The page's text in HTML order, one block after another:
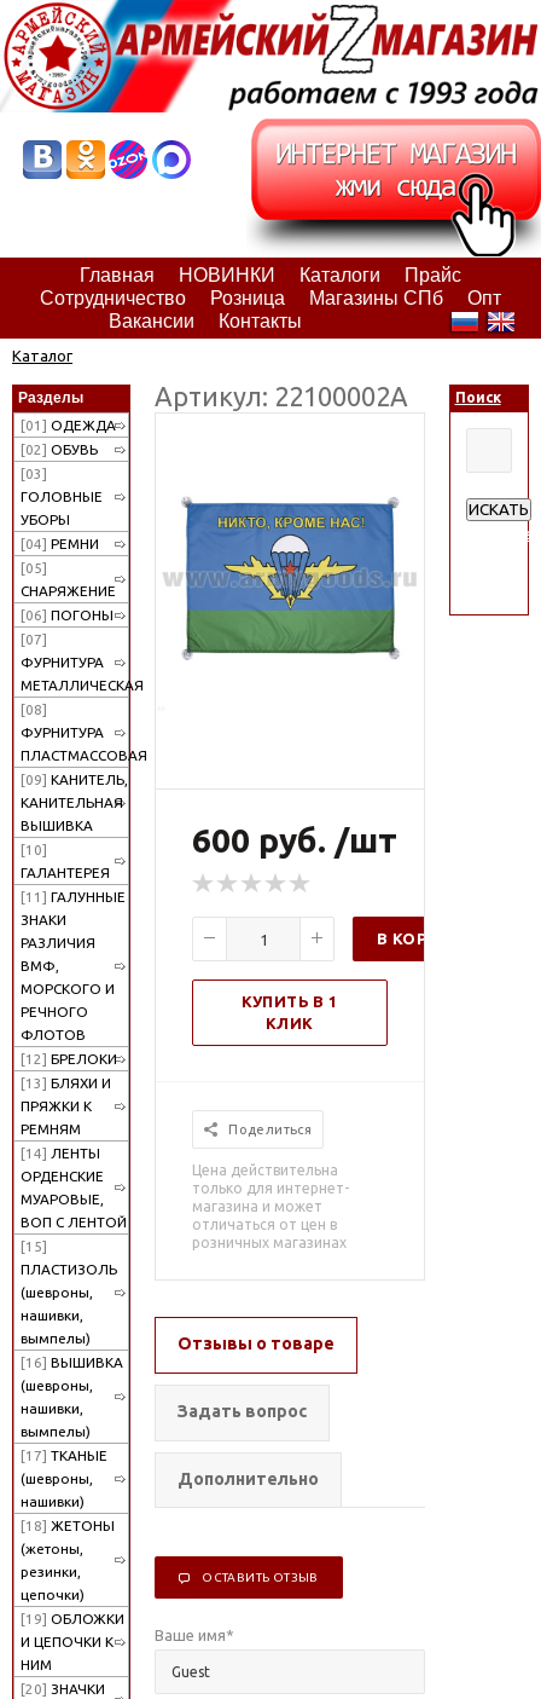
Главная НОВИНКИ Каталоги
Прайс
Сотрудничество
Розница Магазины СПб
Опт
Вакансии
Контакты
Каталог
Разделы
[01] ОДЕЖДА
[02] ОБУВЬ
[03]
ГОЛОВНЫЕ
УБОРЫ
[04] РЕМНИ
[05]
СНАРЯЖЕНИЕ
[06] ПОГОНЫ
[07]
ФУРНИТУРА
МЕТАЛЛИЧЕСКАЯ
[08]
ФУРНИТУРА
ПЛАСТМАССОВАЯ
[09] КАНИТЕЛЬ,
КАНИТЕЛЬНАЯ
ВЫШИВКА
[10]
ГАЛАНТЕРЕЯ
[11] ГАЛУННЫЕ
ЗНАКИ
РАЗЛИЧИЯ
ВМФ,
МОРСКОГО И
РЕЧНОГО
ФЛОТОВ
[12] БРЕЛОКИ
[13] БЛЯХИ И
ПРЯЖКИ К
РЕМНЯМ
[14] ЛЕНТЫ
ОРДЕНСКИЕ
МУАРОВЫЕ,
ВОП С ЛЕНТОЙ
[15]
ПЛАСТИЗОЛЬ
(шевроны,
нашивки,
вымпелы)
[16] ВЫШИВКА
(шевроны,
нашивки,
вымпелы)
[17] ТКАНЫЕ
(шевроны,
нашивки)
[18] ЖЕТОНЫ
(жетоны,
резинки,
цепочки)
[19] ОБЛОЖКИ
И ЦЕПОЧКИ К
НИМ
[20] ЗНАЧКИ
Артикул: 22100002А
600 руб. /шт
В КОРЗИНУ
КУПИТЬ В 1
КЛИК
Поделиться
Цена действительна
только для интернет-
магазина и может
отличаться от цен в
розничных магазинах
Отзывы о товаре
Задать вопрос
Дополнительно
ОСТАВИТЬ ОТЗЫВ
Ваше имя*
Поиск
ИСКАТЬ